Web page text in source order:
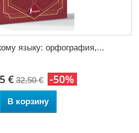
языку: орфография,...
€ 32,50 € -50%
В корзину